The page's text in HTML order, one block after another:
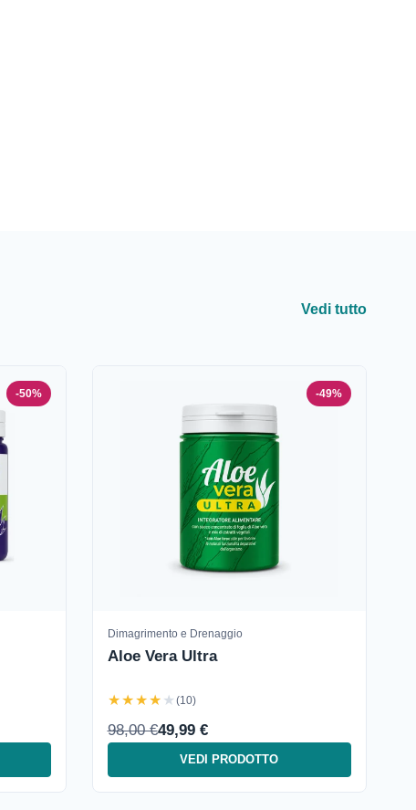
Vedi tutto
-50% -49%
Dimagrimento e Drenaggio
Aloe Vera Ultra
★★★★★ (10)
98,00 €49,99 €
VEDI PRODOTTO